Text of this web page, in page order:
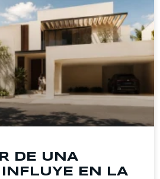
DE UNA
INFLUYE EN LA